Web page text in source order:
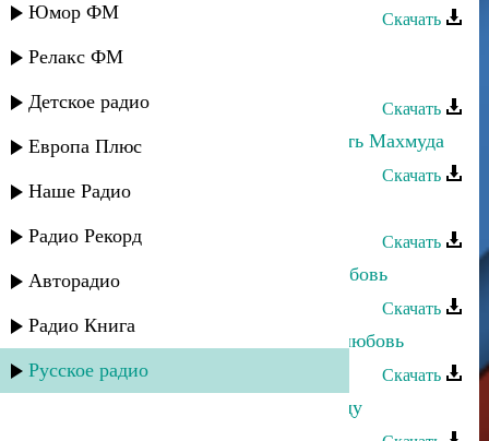
Юмор ФМ
Релакс ФМ
Детское радио
Европа Плюс
Наше Радио
Радио Рекорд
Авторадио
Радио Книга
Русское радио
Скачать
Саид Магомедов - Песня про Даку
Скачать
Саид Магомедов - Песня про смерть Махмуда
Скачать
Саид Магомедов - Ахульго
Скачать
Загир Магомедов - Безответная любовь
Скачать
Апанди Магомедов - Потерянная любовь
Скачать
Загир Магомедов - Любовь к народу